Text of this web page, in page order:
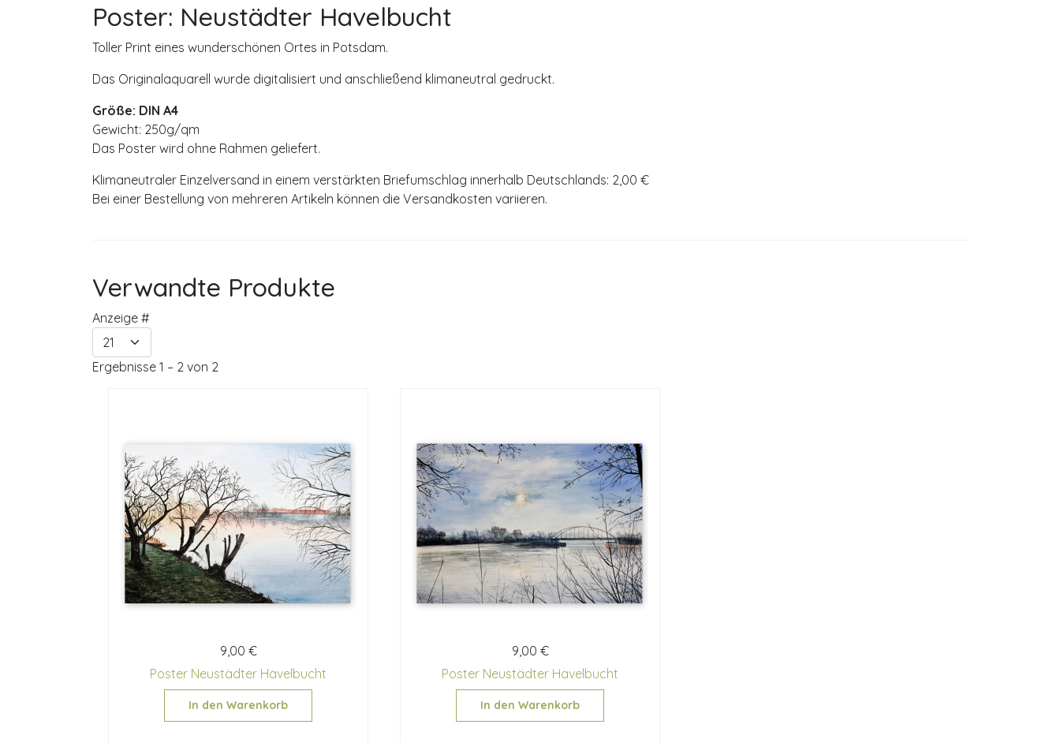
Poster: Neustädter Havelbucht
Toller Print eines wunderschönen Ortes in Potsdam.
Das Originalaquarell wurde digitalisiert und anschließend klimaneutral gedruckt.
Größe: DIN A4
Gewicht: 250g/qm
Das Poster wird ohne Rahmen geliefert.
Klimaneutraler Einzelversand in einem verstärkten Briefumschlag innerhalb Deutschlands: 2,00 €
Bei einer Bestellung von mehreren Artikeln können die Versandkosten variieren.
Verwandte Produkte
Anzeige #
Ergebnisse 1 – 2 von 2
9,00 €
Poster Neustädter Havelbucht
In den Warenkorb
9,00 €
Poster Neustädter Havelbucht
In den Warenkorb